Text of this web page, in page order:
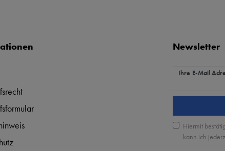
Newsletter
Ihre E-Mail
Newsletter
Hiermit
kann ich